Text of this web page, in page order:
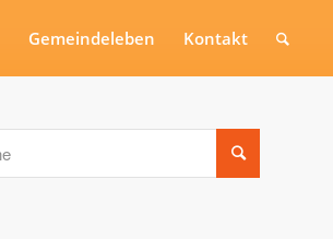
Gemeindeleben Kontakt